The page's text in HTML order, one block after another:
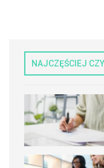
NAJCZĘŚCIEJ